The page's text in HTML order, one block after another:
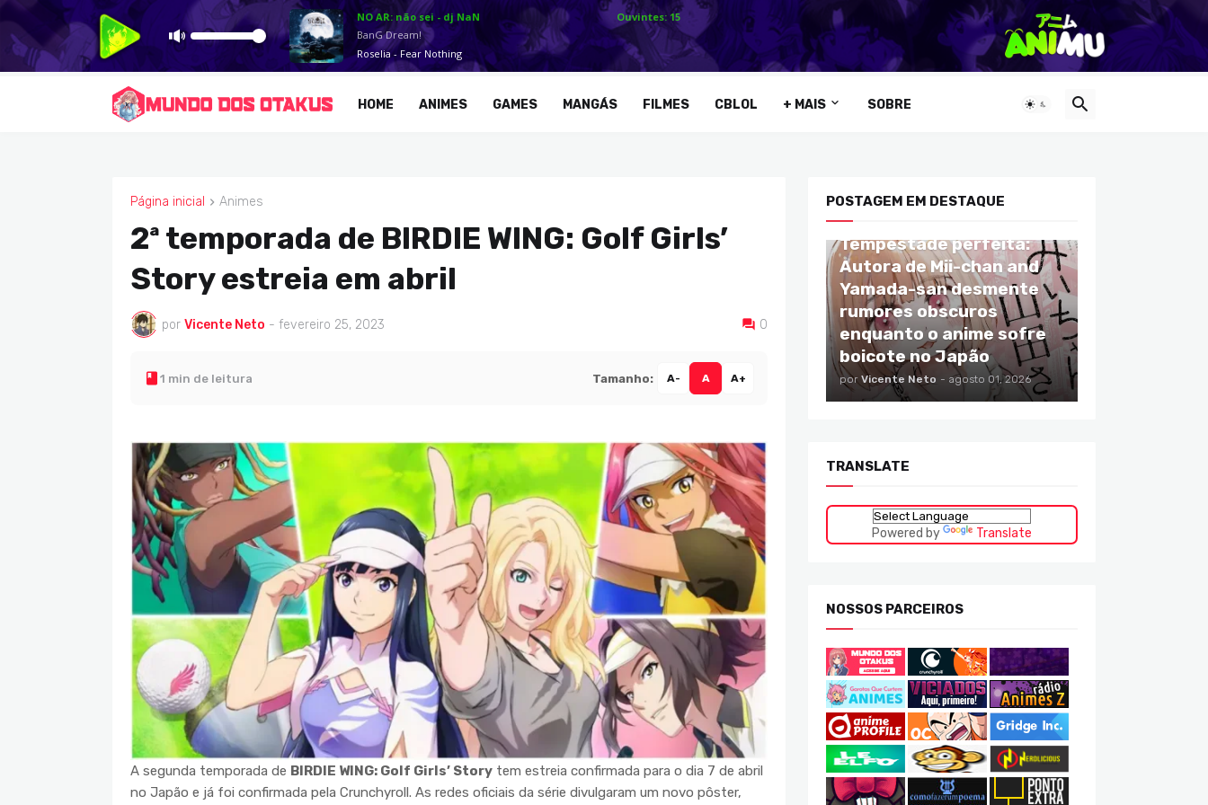
HOME ANIMES GAMES MANGÁS FILMES CBLOL + MAIS SOBRE
Página inicial Animes
ANIMES
2ª temporada de BIRDIE WING: Golf Girls’
Story estreia em abril
por Vicente Neto - fevereiro 25, 2023 0
1 min de leitura Tamanho: A- A A+
A segunda temporada de BIRDIE WING: Golf Girls’ Story tem estreia confirmada para o dia 7 de abril
no Japão e já foi confirmada pela Crunchyroll. As redes oficiais da série divulgaram um novo pôster,
POSTAGEM EM DESTAQUE
Tempestade perfeita:
Autora de Mii-chan and
Yamada-san desmente
rumores obscuros
enquanto o anime sofre
boicote no Japão
por Vicente Neto - agosto 01, 2026
TRANSLATE
Powered by Translate
NOSSOS PARCEIROS